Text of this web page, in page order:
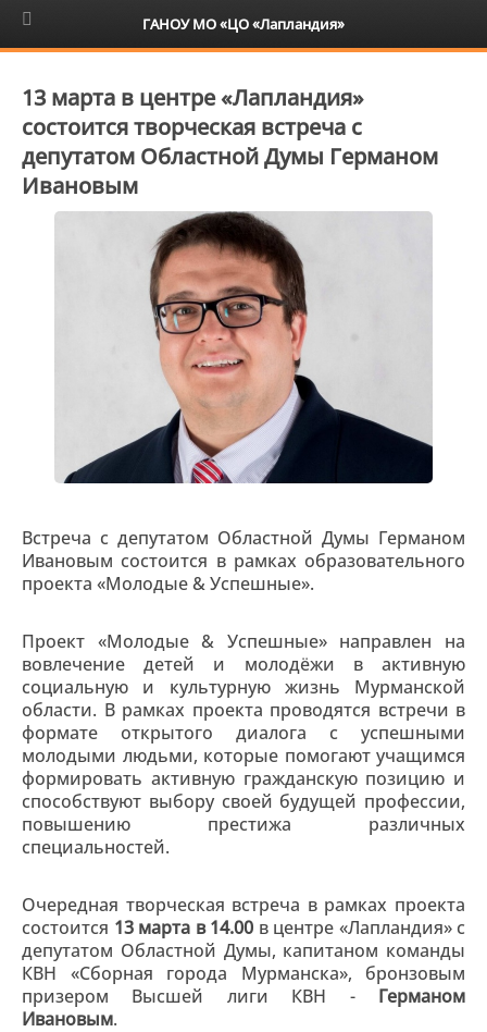
6+
13 марта в центре «Лапландия»
состоится творческая встреча с
депутатом Областной Думы Германом
Ивановым
Встреча с депутатом Областной Думы Германом
Ивановым состоится в рамках образовательного
проекта «Молодые & Успешные».
Проект «Молодые & Успешные» направлен на
вовлечение детей и молодёжи в активную
социальную и культурную жизнь Мурманской
области. В рамках проекта проводятся встречи в
формате открытого диалога с успешными
молодыми людьми, которые помогают учащимся
формировать активную гражданскую позицию и
способствуют выбору своей будущей профессии,
повышению престижа различных
специальностей.
Очередная творческая встреча в рамках проекта
состоится 13 марта в 14.00 в центре «Лапландия» с
депутатом Областной Думы, капитаном команды
КВН «Сборная города Мурманска», бронзовым
призером Высшей лиги КВН - Германом
Ивановым.
ГАНОУ МО «ЦО «Лапландия»